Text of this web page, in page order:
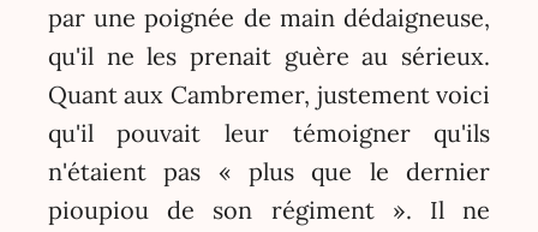
par une poignée de main dédaigneuse,
qu'il ne les prenait guère au sérieux.
Quant aux Cambremer, justement voici
qu'il pouvait leur témoigner qu'ils
n'étaient pas « plus que le dernier
pioupiou de son régiment ». Il ne